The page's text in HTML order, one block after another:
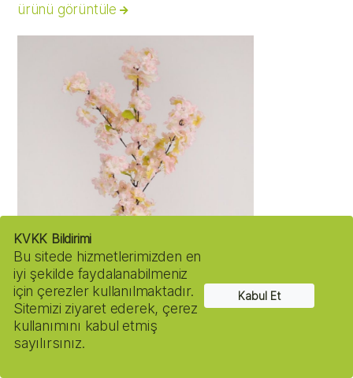
ürünü görüntüle
KVKK Bildirimi
Bu sitede hizmetlerimizden en
iyi şekilde faydalanabilmeniz
için çerezler kullanılmaktadır.
Sitemizi ziyaret ederek, çerez
kullanımını kabul etmiş
sayılırsınız.
Kabul Et